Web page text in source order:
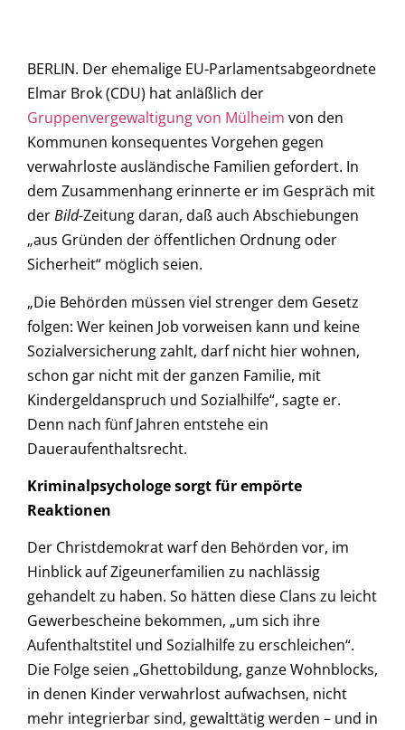
BERLIN. Der ehemalige EU-Parlamentsabgeordnete
Elmar Brok (CDU) hat anläßlich der
Gruppenvergewaltigung von Mülheim von den
Kommunen konsequentes Vorgehen gegen
verwahrloste ausländische Familien gefordert. In
dem Zusammenhang erinnerte er im Gespräch mit
derBild-Zeitung daran, daß auch Abschiebungen
„aus Gründen der öffentlichen Ordnung oder
Sicherheit“ möglich seien.
„Die Behörden müssen viel strenger dem Gesetz
folgen: Wer keinen Job vorweisen kann und keine
Sozialversicherung zahlt, darf nicht hier wohnen,
schon gar nicht mit der ganzen Familie, mit
Kindergeldanspruch und Sozialhilfe“, sagte er.
Denn nach fünf Jahren entstehe ein
Daueraufenthaltsrecht.
Kriminalpsychologe sorgt für empörte
Reaktionen
Der Christdemokrat warf den Behörden vor, im
Hinblick auf Zigeunerfamilien zu nachlässig
gehandelt zu haben. So hätten diese Clans zu leicht
Gewerbescheine bekommen, „um sich ihre
Aufenthaltstitel und Sozialhilfe zu erschleichen“.
Die Folge seien „Ghettobildung, ganze Wohnblocks,
in denen Kinder verwahrlost aufwachsen, nicht
mehr integrierbar sind, gewalttätig werden – und in